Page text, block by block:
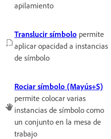
apilamiento
Translucir símbolo permite
aplicar opacidad a instancias
de símbolo
Rociar símbolo (Mayús+S)
permite colocar varias
instancias de símbolo como
un conjunto en la mesa de
trabajo